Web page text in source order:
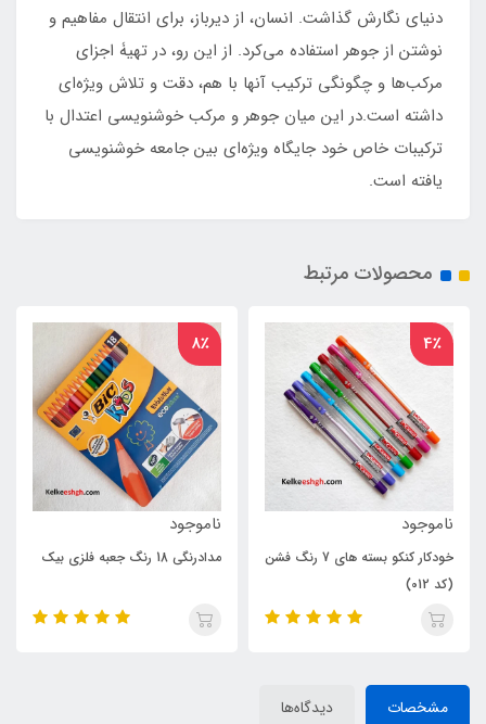
دنیای نگارش گذاشت. انسان، از دیرباز، برای انتقال مفاهیم و
نوشتن از جوهر استفاده می‌کرد. از این رو، در تهیۀ اجزای
مرکب‌ها و چگونگی ترکیب آنها با هم، دقت و تلاش ویژه‌ای
داشته است.در این میان جوهر و مرکب خوشنویسی اعتدال با
ترکیبات خاص خود جایگاه ویژه‌ای بین جامعه خوشنویسی
یافته است.
محصولات مرتبط
بسته های 7 رنگ فشن مدادرنگی 18 رنگ جعبه فلزی بیک
8٪
ماژیک فاین کالیگرافی مانگیو
مشخصات دیدگاه‌ها